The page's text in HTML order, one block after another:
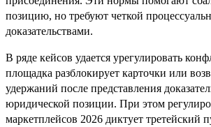
позицию, но требуют четкой
доказательствами.
В ряде кейсов удается урегулировать
площадка разблокирует карточки или
удержаний после представления
юридической позиции. При этом
маркетплейсов 2026 диктует третейский